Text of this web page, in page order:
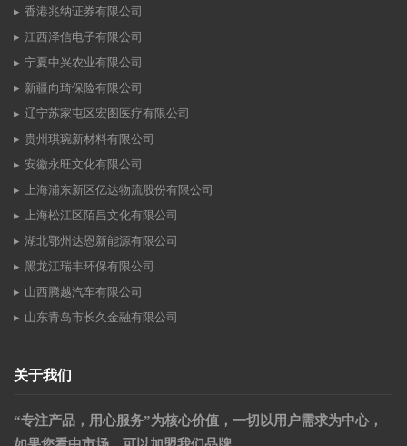
香港兆纳证券有限公司
江西泽信电子有限公司
宁夏中兴农业有限公司
新疆向琦保险有限公司
辽宁苏家屯区宏图医疗有限公司
贵州琪琬新材料有限公司
安徽永旺文化有限公司
上海浦东新区亿达物流股份有限公司
上海松江区陌昌文化有限公司
湖北鄂州达恩新能源有限公司
黑龙江瑞丰环保有限公司
山西腾越汽车有限公司
山东青岛市长久金融有限公司
关于我们
“专注产品，用心服务”为核心价值，一切以用户需求为中心，